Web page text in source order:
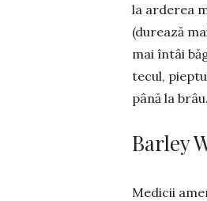
la ar­de­rea
(durează
mai întâi
te­cul,
până la brâu.
Barley
Medicii